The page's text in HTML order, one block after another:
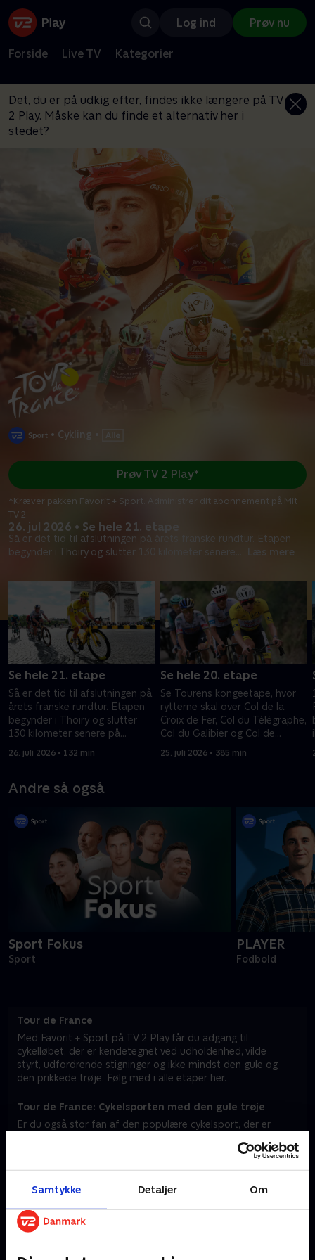
Samtykke Detaljer Om
Log ind Prøv nu
Forside Live TV Kategorier
Det, du er på udkig efter, findes ikke længere på TV
2 Play. Måske kan du finde et alternativ her i
stedet?
• Cykling •
26. jul 2026 • Se hele 21. etape
Så er det tid til afslutningen på årets franske rundtur. Etapen
begynder i Thoiry og slutter 130 kilometer senere
Læs mere
Prøv TV 2 Play*
*Kræver pakken Favorit + Sport. Administrer dit abonnement på Mit
TV 2.
Se hele 21. etape
Så er det tid til afslutningen på
årets franske rundtur. Etapen
begynder i Thoiry og slutter
130 kilometer senere på
26. juli 2026 • 132 min
Se hele 20. etape
Se Tourens kongeetape, hvor
rytterne skal over Col de la
Croix de Fer, Col du Télégraphe,
Col du Galibier og Col de
Alpe d’Huez.
25. juli 2026 • 385 min
Andre så også
Sport Fokus
Sport
PLAYER
Fodbold
Tour de France
Med Favorit + Sport på TV 2 Play får du adgang til
cykelløbet, der er kendetegnet ved udholdenhed, vilde
styrt, udfordrende stigninger og ikke mindst den gule og
den prikkede trøje. Følg med i alle etaper her.
Tour de France: Cykelsporten med den gule trøje
Er du også stor fan af den populære cykelsport, der er
Så er du landet det rette sted. På TV 2 Play kan du nemlig
terrænet og ikke mindst hinanden om den ikoniske, gule
førertrøje. Historien om Tour de France strækker sig over